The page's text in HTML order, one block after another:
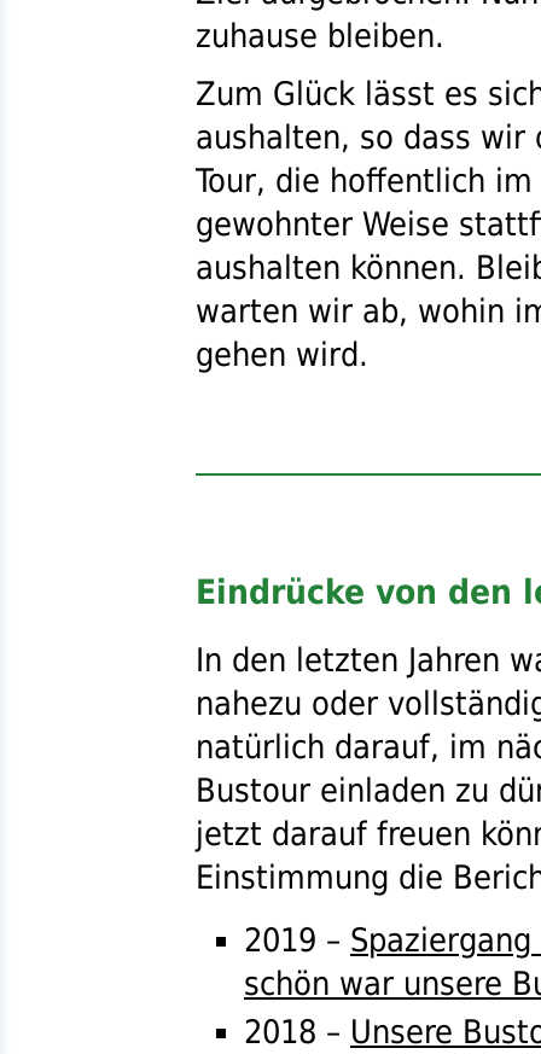
zuhause bleiben.
Zum Glück lässt es
aushalten, so dass wir
Tour, die hoffentlich
gewohnter Weise
aushalten können.
warten wir ab, wohin
gehen wird.
Eindrücke von den
In den letzten Jahren
nahezu oder
natürlich darauf, im
Bustour einladen zu
jetzt darauf freuen
Einstimmung die
2019 –
schön war unsere
2018 – Unsere